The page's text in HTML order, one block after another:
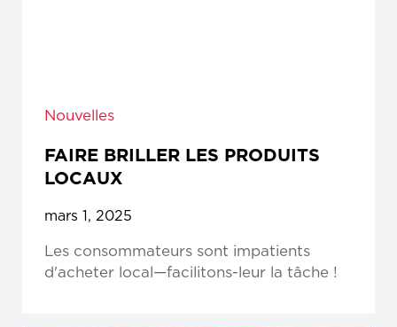
Nouvelles
FAIRE BRILLER LES PRODUITS
LOCAUX
mars 1, 2025
Les consommateurs sont impatients
d'acheter local—facilitons-leur la tâche !